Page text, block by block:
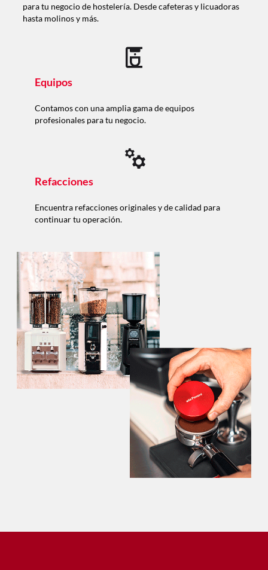
para tu negocio de hostelería. Desde cafeteras y licuadoras
hasta molinos y más.
Equipos
Contamos con una amplia gama de equipos
profesionales para tu negocio.
Refacciones
Encuentra refacciones originales y de calidad para
continuar tu operación.